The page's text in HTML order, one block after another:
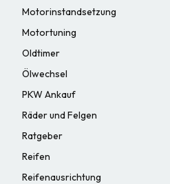
Motorinstandsetzung
Motortuning
Oldtimer
Ölwechsel
PKW Ankauf
Räder und Felgen
Ratgeber
Reifen
Reifenausrichtung